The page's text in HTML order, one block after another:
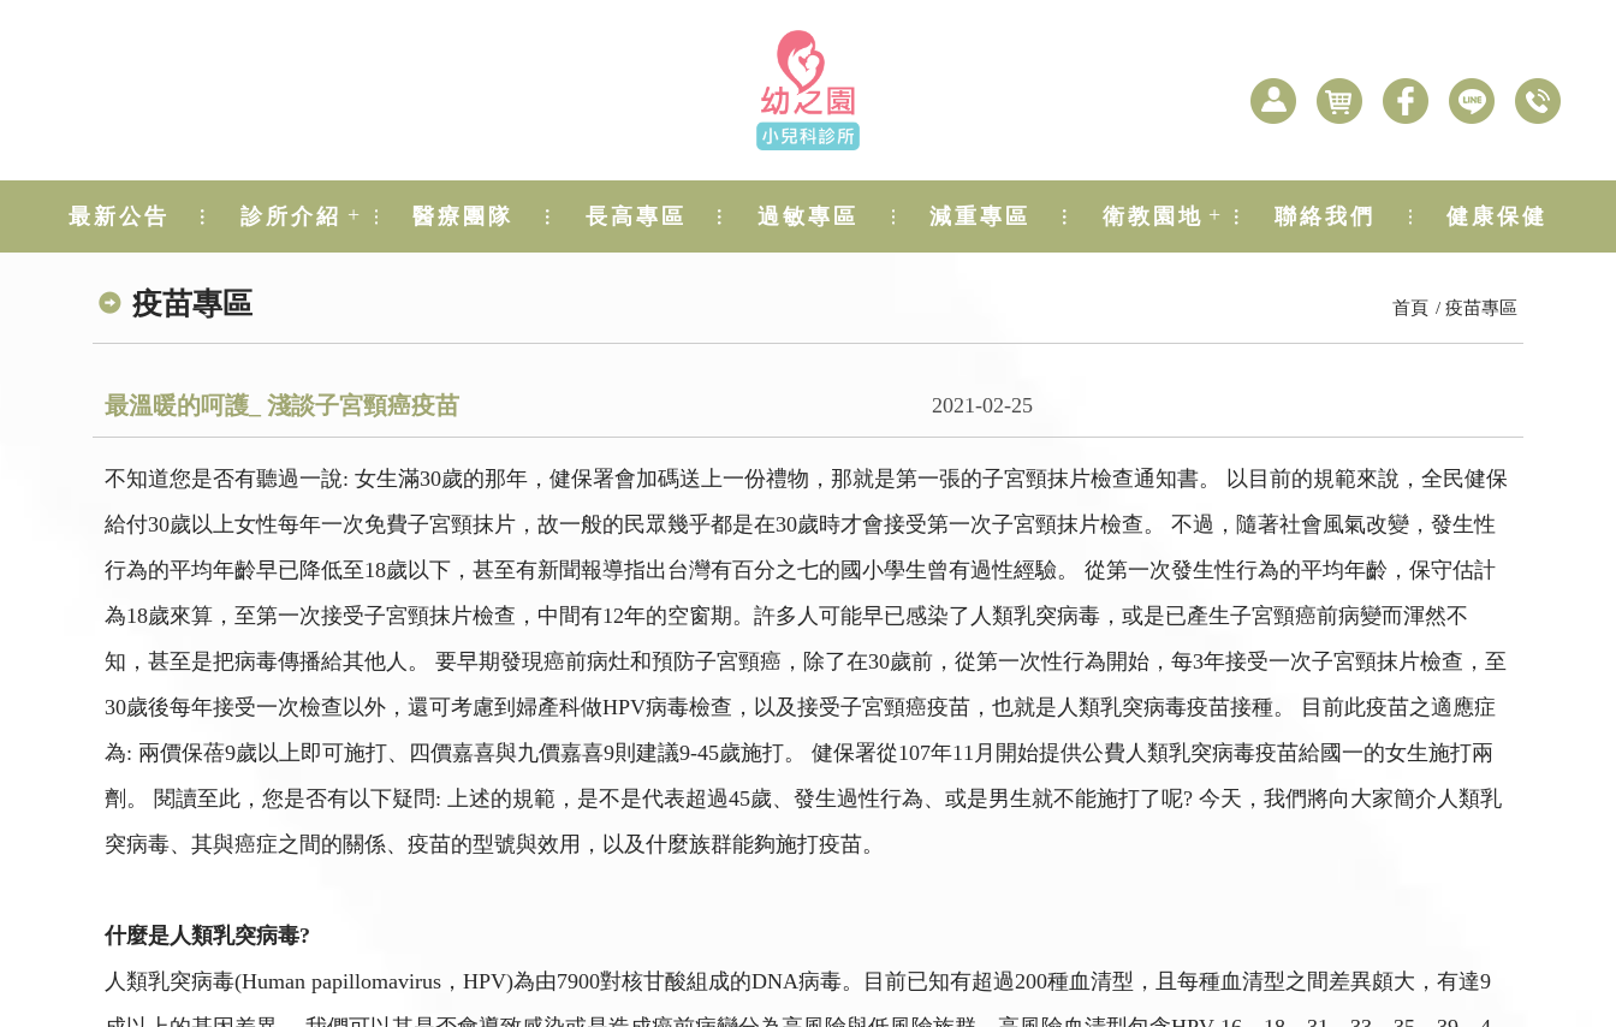
最新公告 診所介紹 + 醫療團隊 長高專區 過敏專區 減重專區 衛教園地 + 聯絡我們 健康保健
疫苗專區 首頁 疫苗專區
最溫暖的呵護_ 淺談子宮頸癌疫苗 2021-02-25
不知道您是否有聽過一說: 女生滿30歲的那年，健保署會加碼送上一份禮物，那就是第一張的子宮頸抹片檢查通知書。 以目前的規範來說，全民健保
給付30歲以上女性每年一次免費子宮頸抹片，故一般的民眾幾乎都是在30歲時才會接受第一次子宮頸抹片檢查。 不過，隨著社會風氣改變，發生性
行為的平均年齡早已降低至18歲以下，甚至有新聞報導指出台灣有百分之七的國小學生曾有過性經驗。 從第一次發生性行為的平均年齡，保守估計
為18歲來算，至第一次接受子宮頸抹片檢查，中間有12年的空窗期。許多人可能早已感染了人類乳突病毒，或是已產生子宮頸癌前病變而渾然不
知，甚至是把病毒傳播給其他人。 要早期發現癌前病灶和預防子宮頸癌，除了在30歲前，從第一次性行為開始，每3年接受一次子宮頸抹片檢查，至
30歲後每年接受一次檢查以外，還可考慮到婦產科做HPV病毒檢查，以及接受子宮頸癌疫苗，也就是人類乳突病毒疫苗接種。 目前此疫苗之適應症
為: 兩價保蓓9歲以上即可施打、四價嘉喜與九價嘉喜9則建議9-45歲施打。 健保署從107年11月開始提供公費人類乳突病毒疫苗給國一的女生施打兩
劑。 閱讀至此，您是否有以下疑問: 上述的規範，是不是代表超過45歲、發生過性行為、或是男生就不能施打了呢? 今天，我們將向大家簡介人類乳
突病毒、其與癌症之間的關係、疫苗的型號與效用，以及什麼族群能夠施打疫苗。
什麼是人類乳突病毒?
人類乳突病毒(Human papillomavirus，HPV)為由7900對核甘酸組成的DNA病毒。目前已知有超過200種血清型，且每種血清型之間差異頗大，有達9